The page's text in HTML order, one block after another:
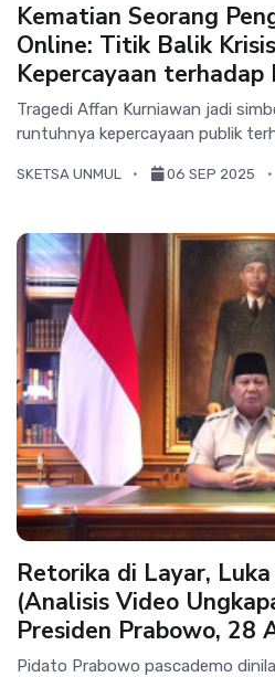
Kematian Seorang
Online: Titik Balik
Kepercayaan terhadap
Tragedi Affan Kurniawan jadi
runtuhnya kepercayaan publik
SKETSA UNMUL 06 SEP 2025
Retorika di Layar,
(Analisis Video
Presiden Prabowo, 28
Pidato Prabowo pascademo